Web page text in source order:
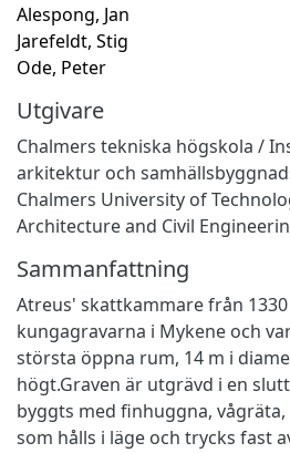
Alespong, Jan
Jarefeldt, Stig
Ode, Peter
Utgivare
Chalmers tekniska högskola /
arkitektur och
Chalmers University of
Architecture and Civil
Sammanfattning
Atreus' skattkammare från
kungagravarna i Mykene och
största öppna rum, 14 m i
högt.Graven är utgrävd i en
byggts med finhuggna,
som hålls i läge och trycks fast